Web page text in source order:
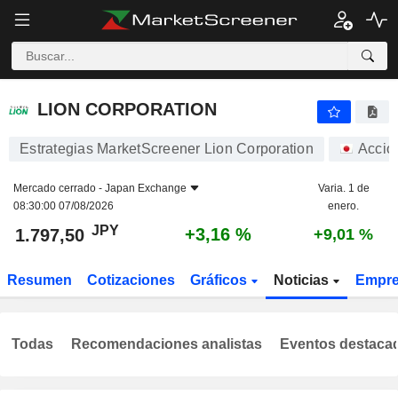
LION CORPORATION
LION CORPORATION
Estrategias MarketScreener Lion Corporation
Mercado cerrado - Japan Exchange
08:30:00 07/08/2026
Varia. 1 de
enero.
1.797,50 JPY +3,16 % +9,01 %
Resumen Cotizaciones Gráficos Noticias
Todas Recomendaciones analistas Eventos